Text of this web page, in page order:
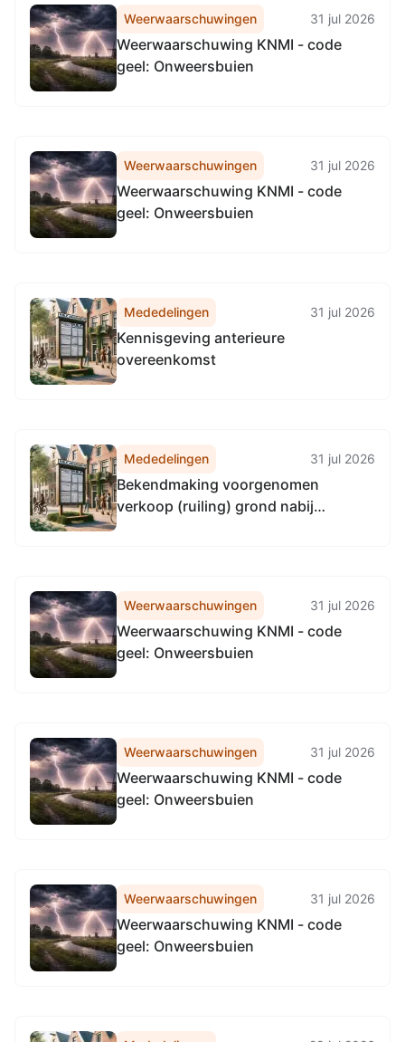
Weerwaarschuwingen 31 jul 2026
Weerwaarschuwing KNMI - code
geel: Onweersbuien
Weerwaarschuwingen 31 jul 2026
Weerwaarschuwing KNMI - code
geel: Onweersbuien
Mededelingen 31 jul 2026
Kennisgeving anterieure
overeenkomst
Mededelingen 31 jul 2026
Bekendmaking voorgenomen
verkoop (ruiling) grond nabij
Weerwaarschuwingen 31 jul 2026
Weerwaarschuwing KNMI - code
geel: Onweersbuien
Weerwaarschuwingen 31 jul 2026
Weerwaarschuwing KNMI - code
geel: Onweersbuien
Weerwaarschuwingen 31 jul 2026
Weerwaarschuwing KNMI - code
geel: Onweersbuien